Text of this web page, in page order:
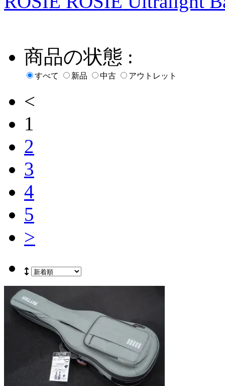
商品の状態 :
すべて 新品 中古 アウトレット
<
1
2
3
4
5
>